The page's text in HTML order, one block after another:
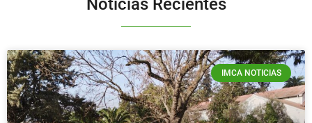
Noticias Recientes
IMCA NOTICIAS